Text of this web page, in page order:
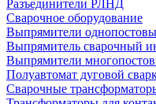
Разъединители РЛНД
Сварочное оборудование
Выпрямители
Выпрямитель сварочный
Выпрямители
Полуавтомат дуговой
Сварочные